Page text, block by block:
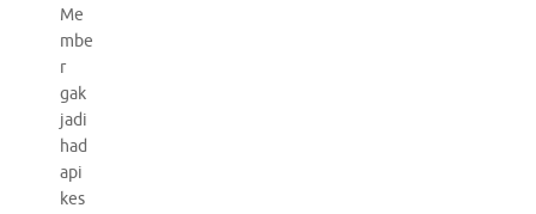
Me
mbe
r
gak
jadi
had
api
kes